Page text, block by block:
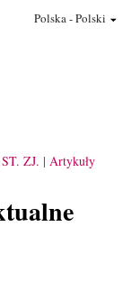
Polska-Polski
ZJ. Artykuły